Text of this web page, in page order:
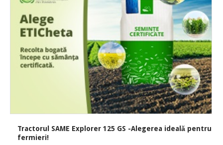
Tractorul SAME Explorer 125 GS -Alegerea ideală pentru
fermieri!